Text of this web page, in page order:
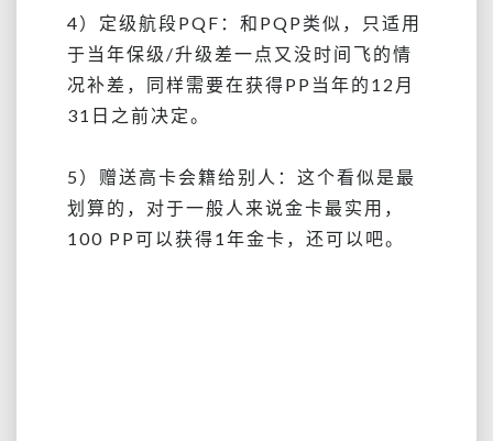
4）定级航段PQF：和PQP类似，只适用
于 当年保级/升级 差一点又没时间飞的情
况补差，同样需要在 获得PP当年的12月
31日之前决定。
5）赠送高卡会籍给别人：这个看似是最
划算的，对于一般人来说金卡最实用，
100 PP可以获得1年金卡，还可以吧。